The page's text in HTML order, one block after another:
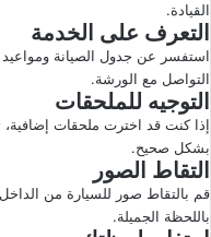
القيادة.
التعرف على الخدمة
استفسر عن جدول الصيانة ومواعيد
التواصل مع الورشة.
التوجيه للملحقات
إذا كنت قد اخترت ملحقات إضافية،
بشكل صحيح.
التقاط الصور
قم بالتقاط صور للسيارة من الداخل
باللحظة الجميلة.